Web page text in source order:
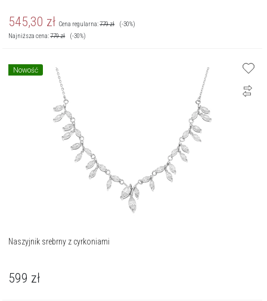
545,30 zł Cena regularna:779zł
(-30%)
Najniższa cena:779zł (-30%)
Nowość
Naszyjnik srebrny z cyrkoniami
599 zł